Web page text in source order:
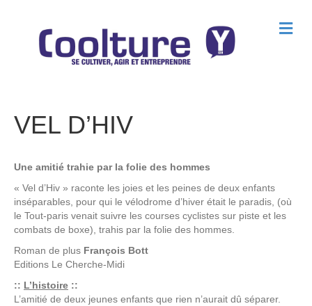
M
e
VEL D’HIV
Une amitié trahie par la folie des hommes
« Vel d’Hiv » raconte les joies et les peines de deux enfants
inséparables, pour qui le vélodrome d’hiver était le paradis, (où
le Tout-paris venait suivre les courses cyclistes sur piste et les
combats de boxe), trahis par la folie des hommes.
Roman de plus François Bott
Editions Le Cherche-Midi
:: L’histoire ::
L’amitié de deux jeunes enfants que rien n’aurait dû séparer.